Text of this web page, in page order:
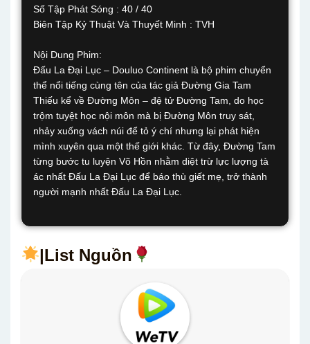
Số Tập Phát Sóng : 40 / 40
Biên Tập Kỷ Thuật Và Thuyết Minh : TVH
Nội Dung Phim:
Đấu La Đại Lục – Douluo Continent là bộ phim chuyển
thể nổi tiếng cùng tên của tác giả Đường Gia Tam
Thiếu kể về Đường Môn – đệ tử Đường Tam, do học
trộm tuyệt học nội môn mà bị Đường Môn truy sát,
nhảy xuống vách núi để tỏ ý chí nhưng lại phát hiện
mình xuyên qua một thế giới khác. Từ đây, Đường Tam
từng bước tu luyện Võ Hồn nhằm diệt trừ lực lượng tà
ác nhất Đấu La Đại Lục để báo thù giết mẹ, trở thành
người mạnh nhất Đấu La Đại Lục.
|List Nguồn